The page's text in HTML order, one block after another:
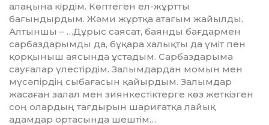
алаңына кірдім. Көп­теген ел-жұртты
бағындырдым. Жә­ми жұртқа атағым жайылды.
Алтыншы – …Дұрыс саясат, баян­ды бағдармен
сарбаздарымды да, бұ­қара халықты да үміт пен
қор­қы­ныш аясында ұстадым. Сарбаздарыма
сауғалар үлестірдім. Залымдардан момын мен
мүсәпірдің сыбағасын қайырдым. Залымдар
жасаған залал мен зиянкестіктерге көз жеткізген
соң олардың тағдырын шариғатқа лайық
адамдар ортасында шештім…